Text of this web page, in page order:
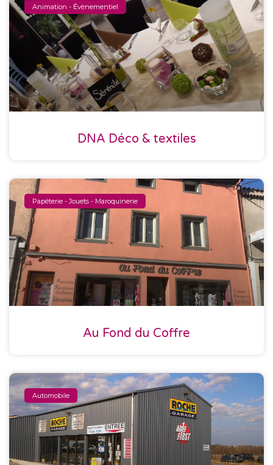
Animation - Évènementiel
DNA Déco & textiles
Papèterie - Jouets - Maroquinerie
Au Fond du Coffre
Automobile